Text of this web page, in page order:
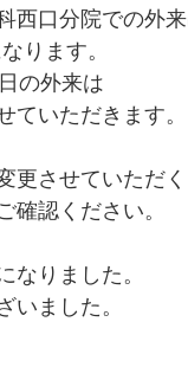
西口分院での外
ります。
の外来は
ていただきます。
更させていただく
確認ください。
なりました。
いました。